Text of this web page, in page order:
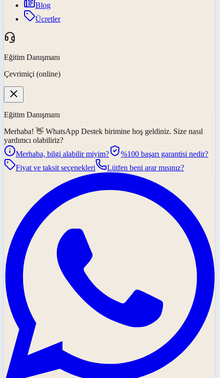
Blog
Ücretler
Eğitim Danışmanı
Çevrimiçi (online)
Eğitim Danışmanı
Merhaba! 👋 WhatsApp Destek birimine hoş geldiniz. Size nasıl
yardımcı olabiliriz?
Merhaba, bilgi alabilir miyim?
%100 başarı garantisi nedir?
Fiyat ve taksit seçenekleri
Lütfen beni arar mısınız?